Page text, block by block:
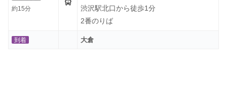
約15分
渋沢駅北口から徒歩1分
2番のりば
到着 大倉